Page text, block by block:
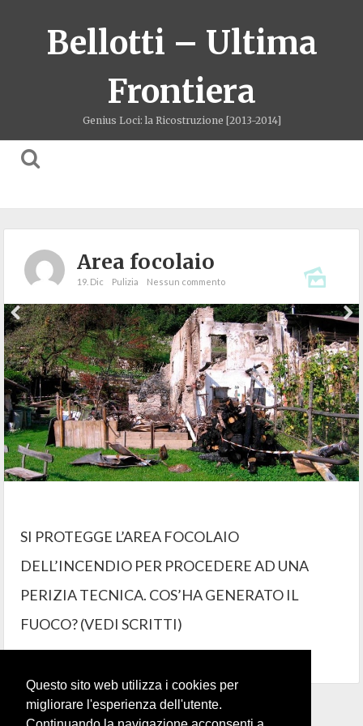
Bellotti – Ultima
Frontiera
Genius Loci: la Ricostruzione [2013-2014]
Area focolaio
19. Dic Pulizia Nessun commento
SI PROTEGGE L’AREA FOCOLAIO
DELL’INCENDIO PER PROCEDERE AD UNA
PERIZIA TECNICA. COS’HA GENERATO IL
FUOCO? (VEDI SCRITTI)
Questo sito web utilizza i cookies per
migliorare l'esperienza dell'utente.